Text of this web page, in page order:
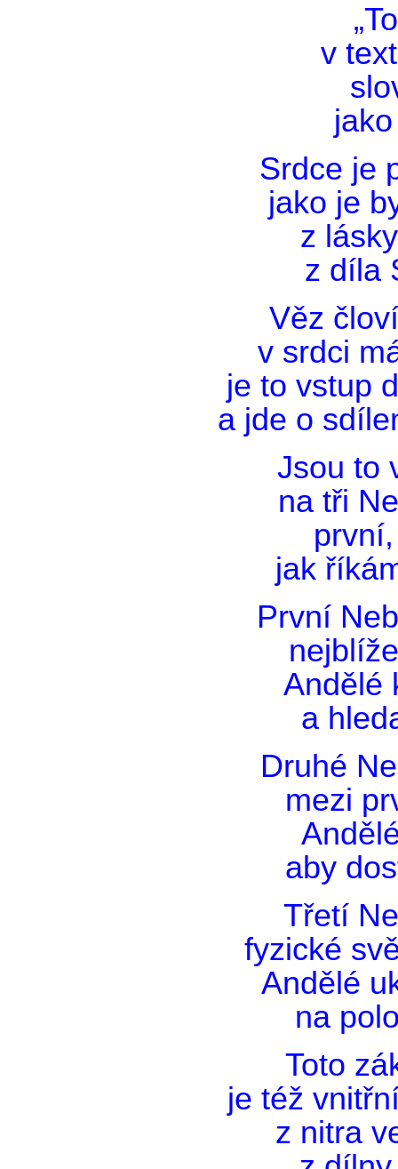
v
Srdce je
jako je
z
z díla
Věz
v srdci
je to vstup
a jde o
Jsou to
na tři
jak
První
Andělé
a
Druhé
mezi
aby
Třetí
fyzické
Andělé
na
Toto
je též
z nitra